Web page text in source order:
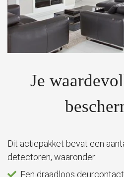
Je
Dit actiepakket bevat een
detectoren, waaronder:
Een draadloos